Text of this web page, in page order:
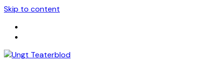
Skip to content